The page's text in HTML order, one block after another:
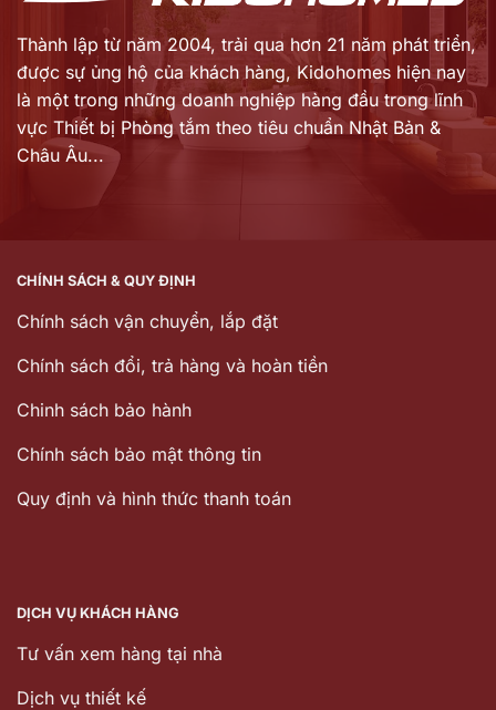
Thành lập từ năm 2004, trải qua hơn 21 năm phát triển,
được sự ủng hộ của khách hàng, Kidohomes hiện nay
là một trong những doanh nghiệp hàng đầu trong lĩnh
vực Thiết bị Phòng tắm theo tiêu chuẩn Nhật Bản &
Châu Âu...
CHÍNH SÁCH & QUY ĐỊNH
Chính sách vận chuyển, lắp đặt
Chính sách đổi, trả hàng và hoàn tiền
Chinh sách bảo hành
Chính sách bảo mật thông tin
Quy định và hình thức thanh toán
DỊCH VỤ KHÁCH HÀNG
Tư vấn xem hàng tại nhà
Dịch vụ thiết kế